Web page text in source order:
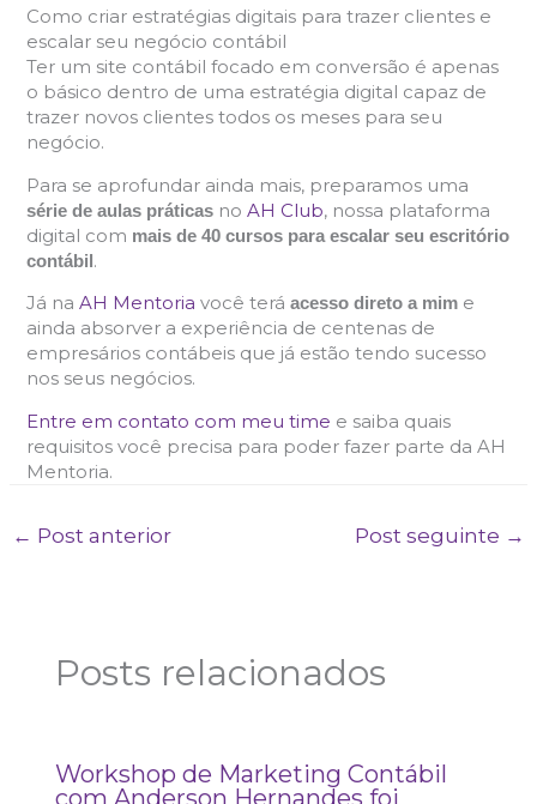
Como criar estratégias digitais para trazer clientes e
escalar seu negócio contábil
Ter um site contábil focado em conversão é apenas
o básico dentro de uma estratégia digital capaz de
trazer novos clientes todos os meses para seu
negócio.
Para se aprofundar ainda mais, preparamos uma
série de aulas práticasno AH Club, nossa plataforma
digital com mais de 40 cursos para escalar seu escritório
contábil.
Já na AH Mentoria você terá acesso direto a mime
ainda absorver a experiência de centenas de
empresários contábeis que já estão tendo sucesso
nos seus negócios.
Entre em contato com meu time e saiba quais
requisitos você precisa para poder fazer parte da AH
Mentoria.
← Post anterior Post seguinte →
Posts relacionados
Workshop de Marketing Contábil